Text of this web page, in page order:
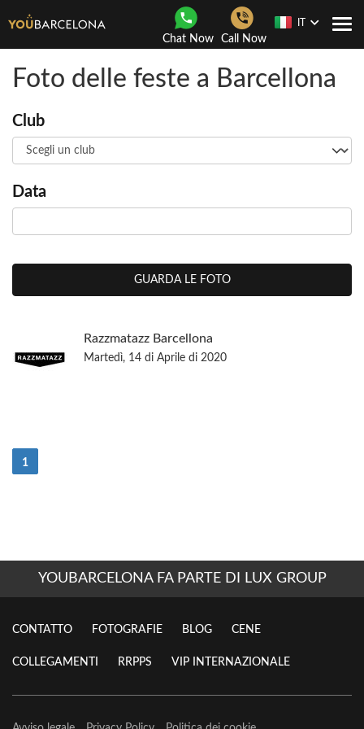
Chat Now Call Now
Foto delle feste a Barcellona
Club
Data
GUARDA LE FOTO
Razzmatazz Barcellona
Martedì, 14 di Aprile di 2020
1
YOUBARCELONA FA PARTE DI LUX GROUP
CONTATTO FOTOGRAFIE BLOG CENE
COLLEGAMENTI RRPPS VIP INTERNAZIONALE